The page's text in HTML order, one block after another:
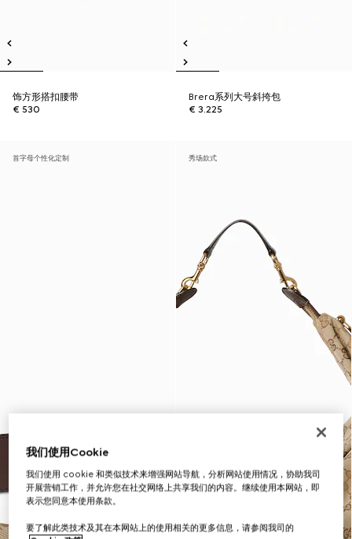
饰方形搭扣腰带
€ 530
Brera系列大号斜挎包
€ 3.225
首字母个性化定制 秀场款式
我们使用Cookie
我们使用 cookie 和类似技术来增强网站导航，分析网站使用情况，协助我司
开展营销工作，并允许您在社交网络上共享我们的内容。继续使用本网站，即
表示您同意本使用条款。
要了解此类技术及其在本网站上的使用相关的更多信息，请参阅我司的